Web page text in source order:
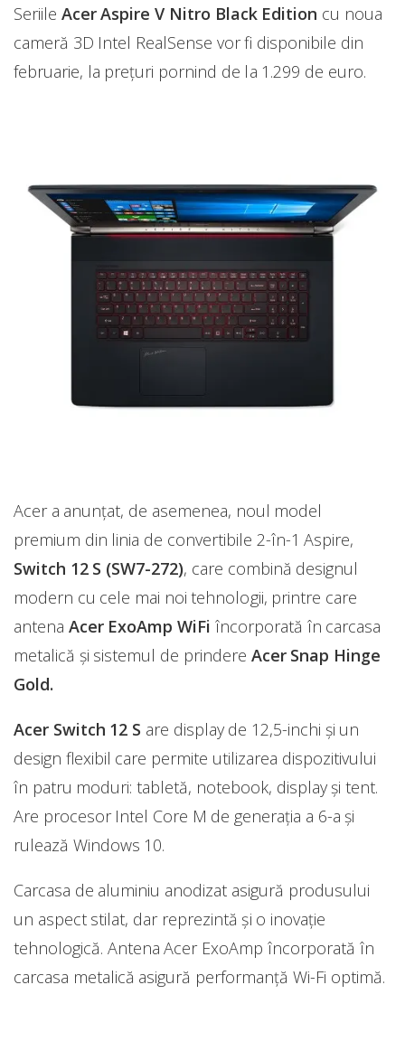
Seriile Acer Aspire V Nitro Black Edition cu noua
cameră 3D Intel RealSense vor fi disponibile din
februarie, la prețuri pornind de la 1.299 de euro.
Acer a anunțat, de asemenea, noul model
premium din linia de convertibile 2-în-1 Aspire,
Switch 12 S (SW7-272), care combină designul
modern cu cele mai noi tehnologii, printre care
antena Acer ExoAmp WiFi încorporată în carcasa
metalică și sistemul de prindere Acer Snap Hinge
Gold.
Acer Switch 12 S are display de 12,5-inchi și un
design flexibil care permite utilizarea dispozitivului
în patru moduri: tabletă, notebook, display și tent.
Are procesor Intel Core M de generația a 6-a și
rulează Windows 10.
Carcasa de aluminiu anodizat asigură produsului
un aspect stilat, dar reprezintă și o inovație
tehnologică. Antena Acer ExoAmp încorporată în
carcasa metalică asigură performanță Wi-Fi optimă.